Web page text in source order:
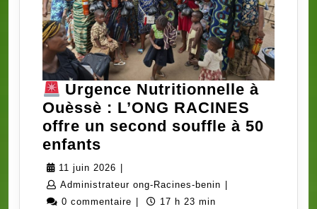
Urgence Nutritionnelle à
Ouèssè : L’ONG RACINES
offre un second souffle à 50
enfants
Urgence
Nutritionnelle
à
11 juin 2026 11
juin
2026
Administrateur ong-Racines-benin Administrateur
0 commentaire
17 h 23 min